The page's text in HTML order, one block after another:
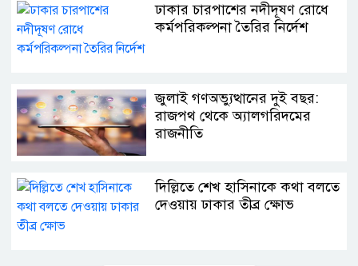
ঢাকার চারপাশের নদীদূষণ রোধে
কর্মপরিকল্পনা তৈরির নির্দেশ
জুলাই গণঅভ্যুত্থানের দুই বছর:
রাজপথ থেকে অ্যালগরিদমের
রাজনীতি
দিল্লিতে শেখ হাসিনাকে কথা বলতে
দেওয়ায় ঢাকার তীব্র ক্ষোভ